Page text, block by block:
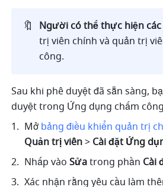
🔖 Người có thể thực hiện
trị viên chính và quản trị
công.
Sau khi phê duyệt đã sẵn sàng,
duyệt trong Ứng dụng chấm
Mở bảng điều khiển quản trị
Quản trị viên > Cài đặt Ứng
Nhấp vào Sửa trong phần Cài